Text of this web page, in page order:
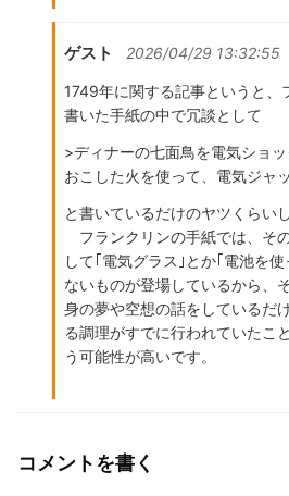
ゲスト 2026/04/29 13:32:55
1749年に関する記事というと、
書いた手紙の中で冗談として
>ディナーの七面鳥を電気ショ
おこした火を使って、電気ジャ
と書いているだけのヤツくらい
フランクリンの手紙では、そ
して｢電気グラス｣とか｢電池を
ないものが登場しているから、
身の夢や空想の話をしているだ
る調理がすでに行われていたこ
う可能性が高いです。
コメントを書く